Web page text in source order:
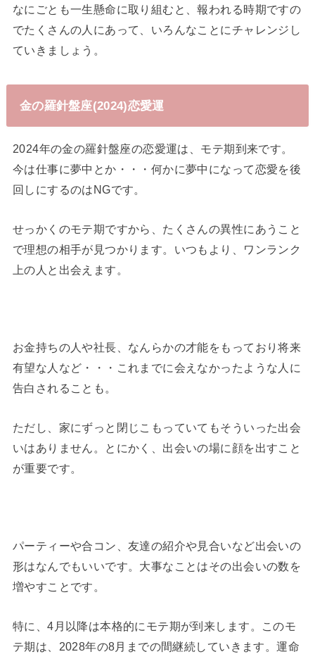
なにごとも一生懸命に取り組むと、報われる時期ですの
でたくさんの人にあって、いろんなことにチャレンジし
ていきましょう。
金の羅針盤座(2024)恋愛運
2024年の金の羅針盤座の恋愛運は、モテ期到来です。
今は仕事に夢中とか・・・何かに夢中になって恋愛を後
回しにするのはNGです。
せっかくのモテ期ですから、たくさんの異性にあうこと
で理想の相手が見つかります。いつもより、ワンランク
上の人と出会えます。
お金持ちの人や社長、なんらかの才能をもっており将来
有望な人など・・・これまでに会えなかったような人に
告白されることも。
ただし、家にずっと閉じこもっていてもそういった出会
いはありません。とにかく、出会いの場に顔を出すこと
が重要です。
パーティーや合コン、友達の紹介や見合いなど出会いの
形はなんでもいいです。大事なことはその出会いの数を
増やすことです。
特に、4月以降は本格的にモテ期が到来します。このモ
テ期は、2028年の8月までの間継続していきます。運命